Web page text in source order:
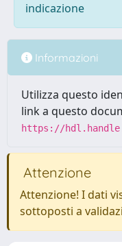
indicazione
Informazioni
Utilizza questo
link a questo
https://
Attenzione
Attenzione! I dati
sottoposti a